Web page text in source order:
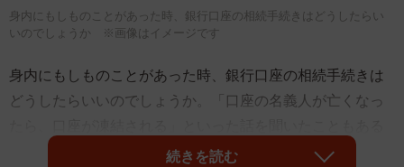
身内にもしものことがあった時、銀行口座の相続手続きはどうしたらい
いのでしょうか ※画像はイメージです
身内にもしものことがあった時、銀行口座の相続手続きは
どうしたらいいのでしょうか。「口座の名義人が亡くなっ
かもしれませんが、本当なのでしょうか。いざという時の
続きを読む